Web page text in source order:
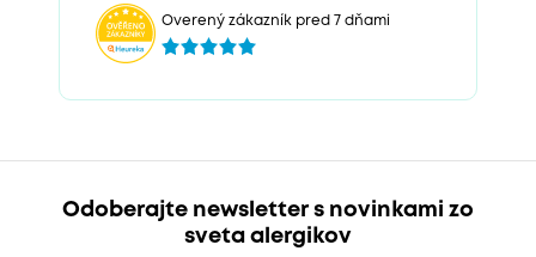
Overený zákazník pred 7 dňami
Odoberajte newsletter s novinkami zo
sveta alergikov